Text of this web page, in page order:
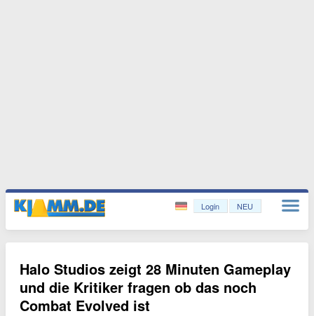
Login NEU
Halo Studios zeigt 28 Minuten Gameplay
und die Kritiker fragen ob das noch
Combat Evolved ist